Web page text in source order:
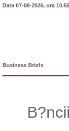
Data 07-08-2026, ora 10.55
Business Briefs